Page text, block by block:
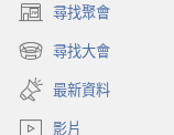
尋找聚會
（開
啟
新
視
窗）
尋找大會
（開
啟
新
視
最新資料
影片